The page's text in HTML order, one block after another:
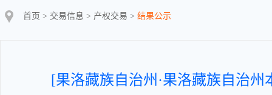
首页 > 交易信息 > 产权交易 > 结果公示
[果洛藏族自治州·果洛藏族自治州